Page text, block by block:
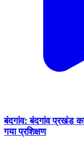
बंदगांव: बंदगांव प्रखंड
गया प्रशिक्षण